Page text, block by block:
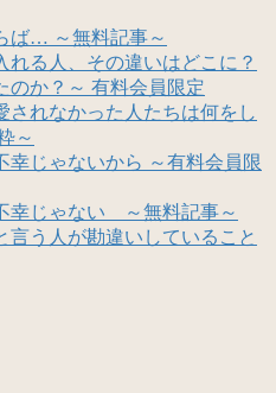
ば… ～無料記事～
れる人、その違いはどこに？
のか？～ 有料会員限定
されなかった人たちは何をし
～
幸じゃないから ～有料会員限
幸じゃない ～無料記事～
言う人が勘違いしていること